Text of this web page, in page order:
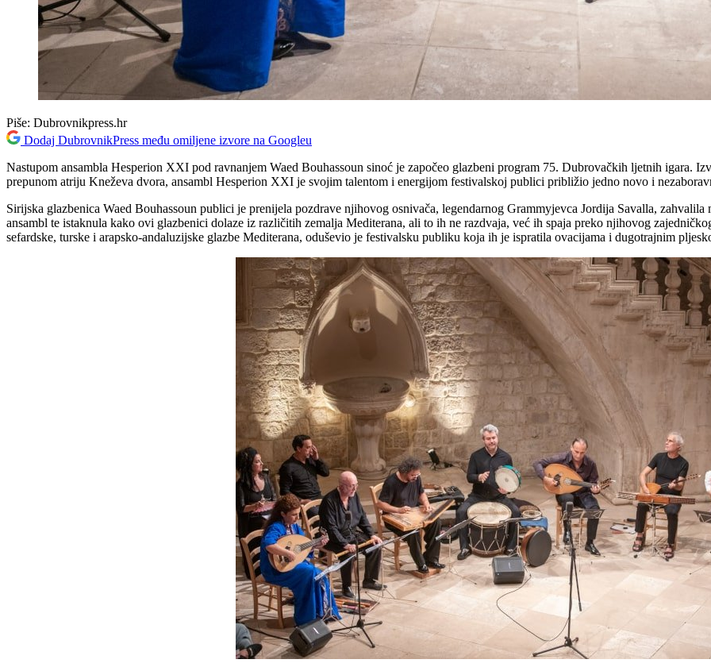
Piše: Dubrovnikpress.hr
Dodaj DubrovnikPress među omiljene izvore na Googleu
Nastupom ansambla Hesperion XXI pod ravnanjem Waed Bouhassoun sinoć je započeo glazbeni program 75. Dubrovačkih ljetnih igara.
prepunom atriju Kneževa dvora, ansambl Hesperion XXI je svojim talentom i energijom festivalskoj publici približio jedno novo i
Sirijska glazbenica Waed Bouhassoun publici je prenijela pozdrave njihovog osnivača, legendarnog Grammyjevca Jordija Savalla,
ansambl te istaknula kako ovi glazbenici dolaze iz različitih zemalja Mediterana, ali to ih ne razdvaja, već ih spaja preko njihovog
sefardske, turske i arapsko-andaluzijske glazbe Mediterana, oduševio je festivalsku publiku koja ih je ispratila ovacijama i dugotrajnim